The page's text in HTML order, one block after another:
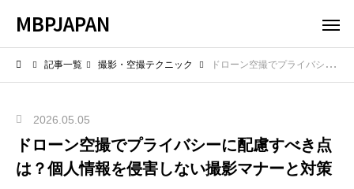
MBPJAPAN
記事一覧 撮影・空撮テクニック ドローン空撮でプライバシーに配慮すべき点は？個人情報を侵害しない撮影マナーと対策
2026.05.05
ドローン空撮でプライバシーに配慮すべき点
は？個人情報を侵害しない撮影マナーと対策